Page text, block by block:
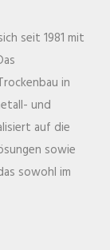
seit 1981 mit
in
und
auf die
sowie
sowohl im